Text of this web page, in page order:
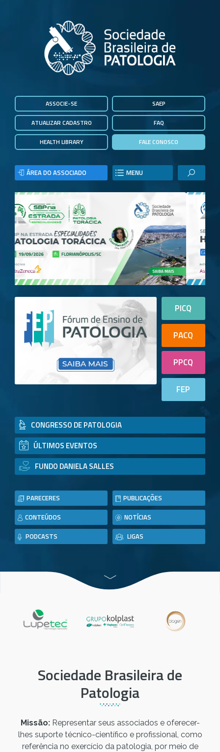
ASSOCIE-SE
ATUALIZAR CADASTRO
HEALTH LIBRARY
SAEP
FAQ
FALE CONOSCO
ÁREA DO ASSOCIADO MENU
PICQ
PACQ
PPCQ
FEP
CONGRESSO DE PATOLOGIA
ÚLTIMOS EVENTOS
FUNDO DANIELA SALLES
PARECERES
PUBLICAÇÕES
CONTEÚDOS
NOTÍCIAS
PODCASTS
LIGAS
Sociedade Brasileira de
Patologia
Missão:Representar seus associados e oferecer-
lhes suporte técnico-científico e profissional, como
referência no exercício da patologia, por meio de